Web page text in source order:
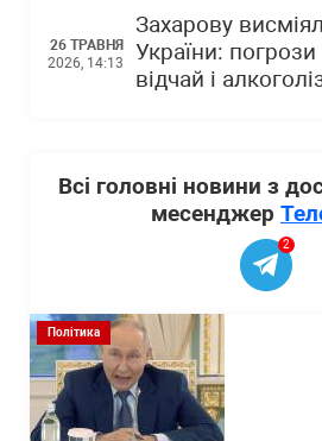
26 ТРАВНЯ
2026, 14:13
Захарову
України:
відчай і
Всі головні новини з
месенджер
2
Політика